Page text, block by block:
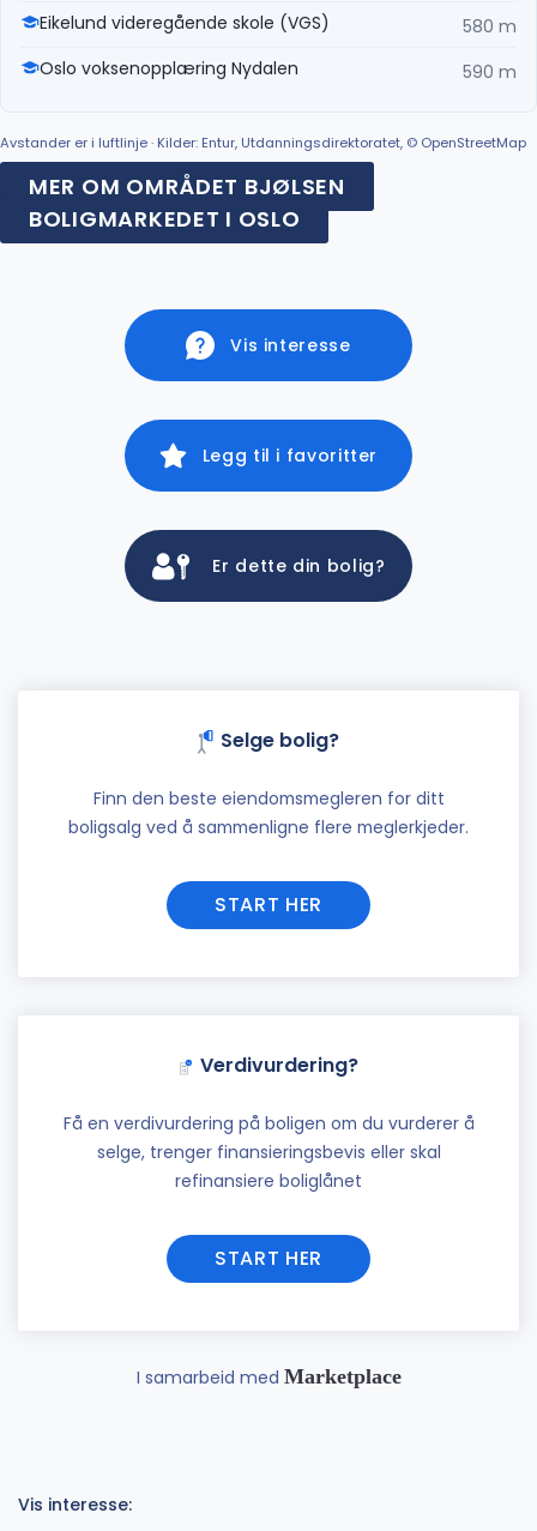
Eikelund videregående skole (VGS)
580 m
Oslo voksenopplæring Nydalen
590 m
Avstander er i luftlinje · Kilder: Entur, Utdanningsdirektoratet, © OpenStreetMap
MER OM OMRÅDET BJØLSEN
BOLIGMARKEDET I OSLO
Vis interesse
Legg til i favoritter
Er dette din bolig?
Selge bolig?
Finn den beste eiendomsmegleren for ditt
boligsalg ved å sammenligne flere meglerkjeder.
START HER
Verdivurdering?
Få en verdivurdering på boligen om du vurderer å
selge, trenger finansieringsbevis eller skal
refinansiere boliglånet
START HER
I samarbeid med Marketplace
Vis interesse: